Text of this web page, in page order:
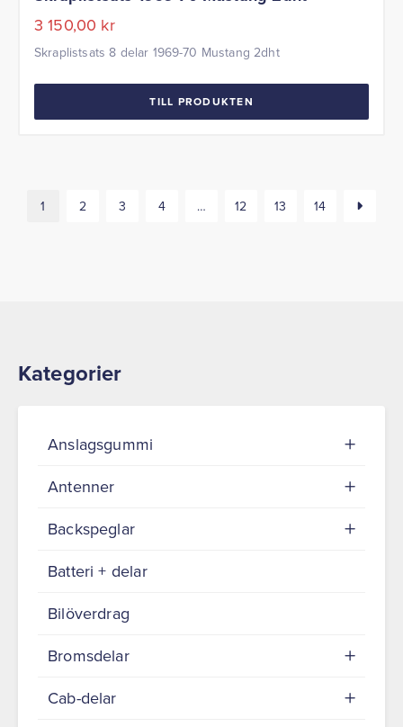
Kategorier
Anslagsgummi
Antenner
Backspeglar
Batteri + delar
Bilöverdrag
Bromsdelar
Cab-delar
3 150,00 kr
Skraplistsats 8 delar 1969-70 Mustang 2dht
TILL PRODUKTEN
1 2 3 4 … 12 13 14